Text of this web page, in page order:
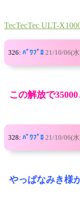
TecTecTec ULT-
326: ﾊﾟﾜﾌﾟﾛ 21/10/06(
この解放で
328: ﾊﾟﾜﾌﾟﾛ 21/10/06(
やっぱなみき様